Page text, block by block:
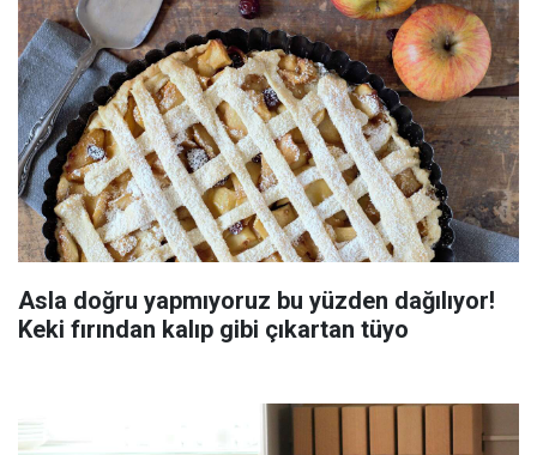
Asla doğru yapmıyoruz bu yüzden dağılıyor!
Keki fırından kalıp gibi çıkartan tüyo